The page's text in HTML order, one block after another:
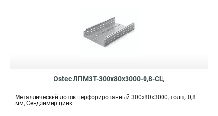
Ostec ЛПМЗТ-300х80х3000-0,8-СЦ
Металлический лоток перфорированный 300х80х3000, толщ. 0,8
мм, Сендзимир цинк